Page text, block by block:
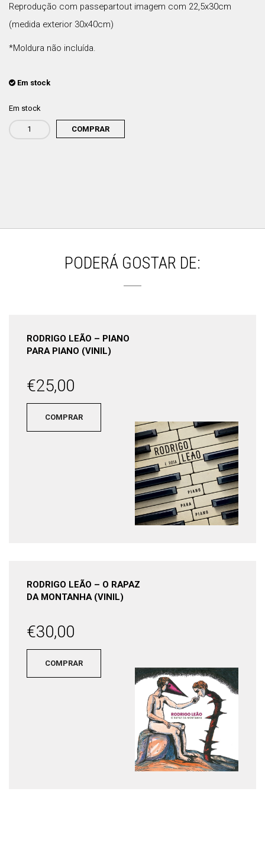
Reprodução com passepartout imagem com 22,5x30cm
(medida exterior 30x40cm)
*Moldura não incluída.
Em stock
Em stock
Quantidade
de
COMPRAR
PODERÁ GOSTAR DE:
RODRIGO LEÃO – PIANO
PARA PIANO (VINIL)
€25,00
COMPRAR
RODRIGO LEÃO – O RAPAZ
DA MONTANHA (VINIL)
€30,00
COMPRAR